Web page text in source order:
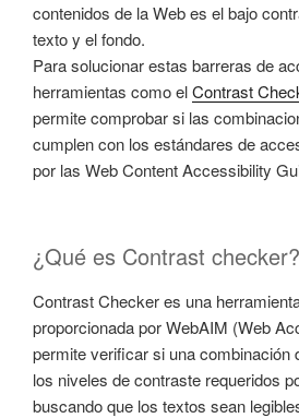
contenidos de la Web es el bajo
texto y el fondo.
Para solucionar estas barreras de
herramientas como elContrast
permite comprobar si las
cumplen con los estándares de
por las Web Content Accessibility
¿Qué es Contrast checker?
Contrast Checker es una
proporcionada por WebAIM (Web
permite verificar si una combinación
los niveles de contraste requeridos
buscando que los textos sean